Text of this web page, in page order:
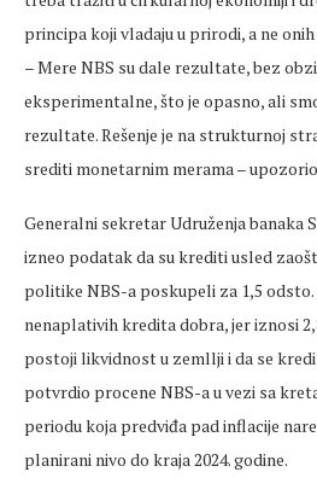
principa koji vladaju u prirodi, a ne
– Mere NBS su dale rezultate, bez
eksperimentalne, što je opasno, ali
rezultate. Rešenje je na strukturnoj
srediti monetarnim merama –
Generalni sekretar Udruženja banaka
izneo podatak da su krediti usled
politike NBS-a poskupeli za 1,5
nenaplativih kredita dobra, jer iznosi
postoji likvidnost u zemllji i da se
potvrdio procene NBS-a u vezi sa
periodu koja predviđa pad inflacije
planirani nivo do kraja 2024. godine.